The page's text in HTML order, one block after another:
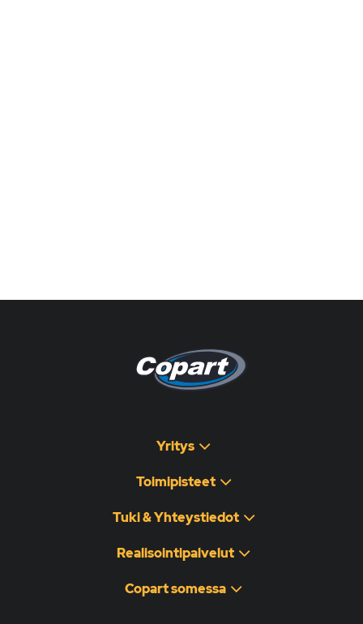
Yritys
Toimipisteet
Tuki & Yhteystiedot
Realisointipalvelut
Copart somessa